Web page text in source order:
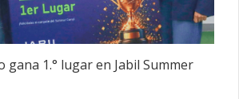
gana 1.° lugar en Jabil Summer